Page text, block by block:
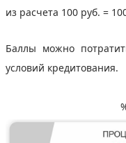
из расчета 100 руб. =
Баллы можно
условий кредитования.